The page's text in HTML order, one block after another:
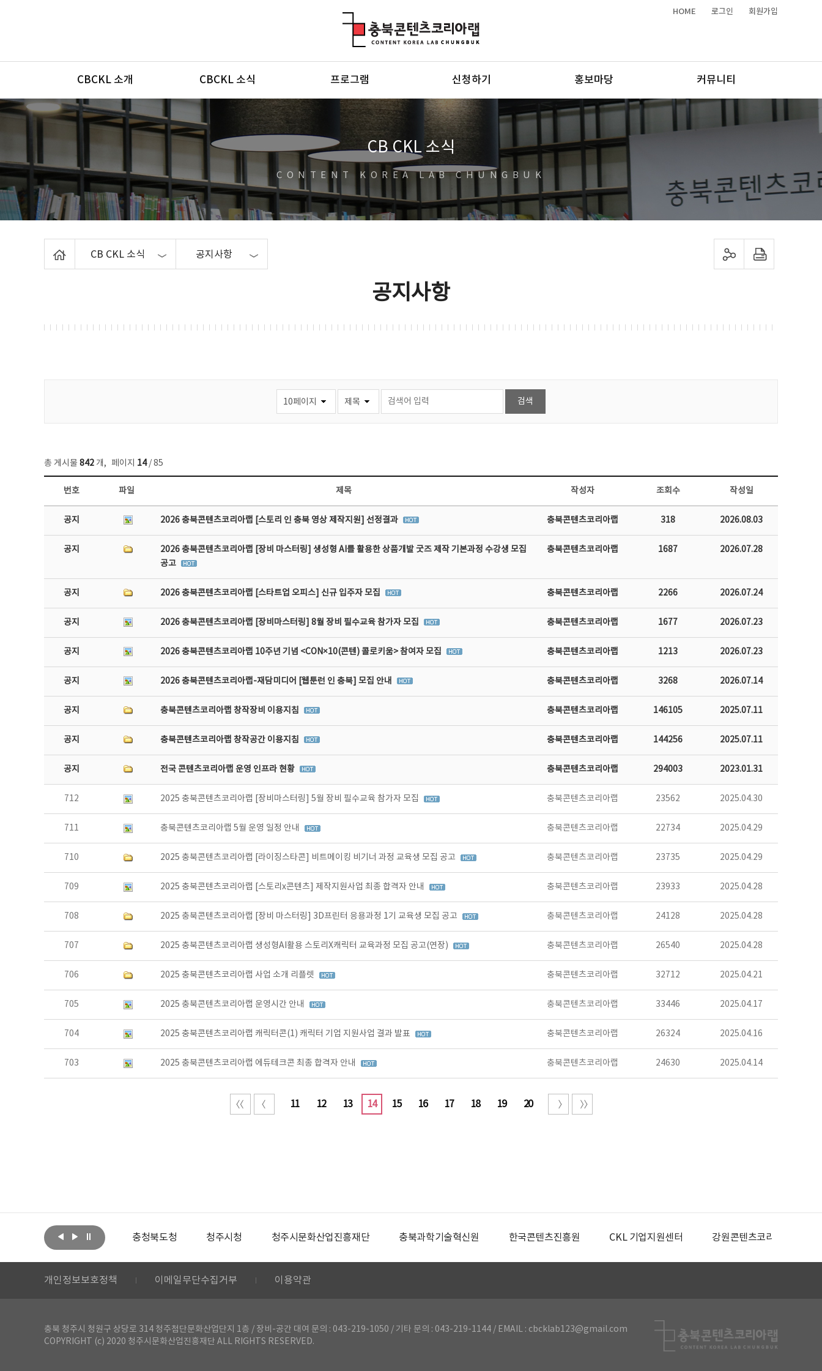
HOME 로그인 회원가입
메뉴
CBCKL 소개 CBCKL 소식 프로그램 신청하기 홍보마당 커뮤니티
CB CKL 소식
CONTENT KOREA LAB CHUNGBUK
CB CKL 소식 공지사항 sns 공유하기 프린트하기
공지사항
총 게시물 842 개, 페이지 14/ 85
공지사항 목록 - 번호, 제목, 작성자, 파일, 조회수, 작성일 정보 제공
번호 파일 제목 작성자 조회수 작성일
공지 2026 충북콘텐츠코리아랩 [스토리 인 충북 영상 제작지원] 선정결과 충북콘텐츠코리아랩 318 2026.08.03
공지
2026 충북콘텐츠코리아랩 [장비 마스터링] 생성형 AI를 활용한 상품개발 굿즈 제작 기본과정 수강생 모집
공고
충북콘텐츠코리아랩 1687 2026.07.28
공지 2026 충북콘텐츠코리아랩 [스타트업 오피스] 신규 입주자 모집 충북콘텐츠코리아랩 2266 2026.07.24
공지 2026 충북콘텐츠코리아랩 [장비마스터링] 8월 장비 필수교육 참가자 모집 충북콘텐츠코리아랩 1677 2026.07.23
공지 2026 충북콘텐츠코리아랩 10주년 기념 <CON×10(콘텐) 콜로키움> 참여자 모집 충북콘텐츠코리아랩 1213 2026.07.23
공지 2026 충북콘텐츠코리아랩-재담미디어 [웹툰런 인 충북] 모집 안내 충북콘텐츠코리아랩 3268 2026.07.14
공지 충북콘텐츠코리아랩 창작장비 이용지침 충북콘텐츠코리아랩 146105 2025.07.11
공지 충북콘텐츠코리아랩 창작공간 이용지침 충북콘텐츠코리아랩 144256 2025.07.11
공지 전국 콘텐츠코리아랩 운영 인프라 현황 충북콘텐츠코리아랩 294003 2023.01.31
712 2025 충북콘텐츠코리아랩 [장비마스터링] 5월 장비 필수교육 참가자 모집 충북콘텐츠코리아랩 23562 2025.04.30
711 충북콘텐츠코리아랩 5월 운영 일정 안내 충북콘텐츠코리아랩 22734 2025.04.29
710 2025 충북콘텐츠코리아랩 [라이징스타콘] 비트메이킹 비기너 과정 교육생 모집 공고 충북콘텐츠코리아랩 23735 2025.04.29
709 2025 충북콘텐츠코리아랩 [스토리x콘텐츠] 제작지원사업 최종 합격자 안내 충북콘텐츠코리아랩 23933 2025.04.28
708 2025 충북콘텐츠코리아랩 [장비 마스터링] 3D프린터 응용과정 1기 교육생 모집 공고 충북콘텐츠코리아랩 24128 2025.04.28
707 2025 충북콘텐츠코리아랩 생성형AI활용 스토리X캐릭터 교육과정 모집 공고(연장) 충북콘텐츠코리아랩 26540 2025.04.28
706 2025 충북콘텐츠코리아랩 사업 소개 리플렛 충북콘텐츠코리아랩 32712 2025.04.21
705 2025 충북콘텐츠코리아랩 운영시간 안내 충북콘텐츠코리아랩 33446 2025.04.17
704 2025 충북콘텐츠코리아랩 캐릭터콘(1) 캐릭터 기업 지원사업 결과 발표 충북콘텐츠코리아랩 26324 2025.04.16
703 2025 충북콘텐츠코리아랩 에듀테크콘 최종 합격자 안내 충북콘텐츠코리아랩 24630 2025.04.14
11 12 13 14 15 16 17 18 19 20
문화체육관광부 충청북도청 청주시청 청주시문화산업진흥재단 충북과학기술혁신원 한국콘텐츠진흥원 CKL 기업지원센터 강원콘텐츠코리아랩
개인정보보호정책 이메일무단수집거부 이용약관
충북 청주시 청원구 상당로 314 청주첨단문화산업단지 1층 / 장비-공간 대여 문의 : 043-219-1050 / 기타 문의 : 043-219-1144 / EMAIL : cbcklab123@gmail.com
COPYRIGHT (c) 2020 청주시문화산업진흥재단 ALL RIGHTS RESERVED.